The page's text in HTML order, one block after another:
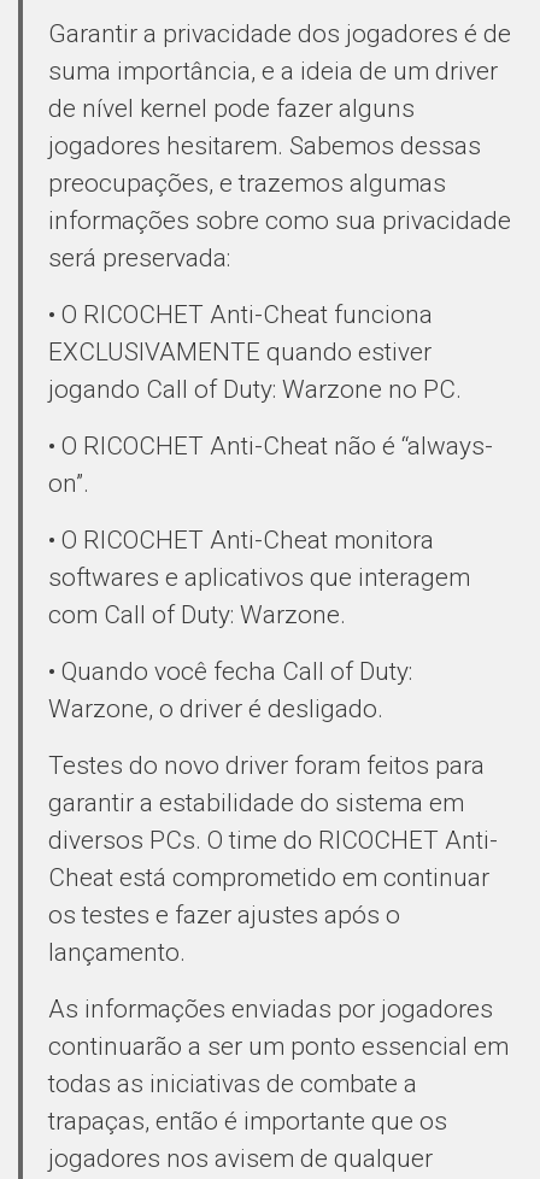
Garantir a privacidade dos jogadores é de
suma importância, e a ideia de um driver
de nível kernel pode fazer alguns
jogadores hesitarem. Sabemos dessas
preocupações, e trazemos algumas
informações sobre como sua privacidade
será preservada:
• O RICOCHET Anti-Cheat funciona
EXCLUSIVAMENTE quando estiver
jogando Call of Duty: Warzone no PC.
• O RICOCHET Anti-Cheat não é “always-
on”.
• O RICOCHET Anti-Cheat monitora
softwares e aplicativos que interagem
com Call of Duty: Warzone.
• Quando você fecha Call of Duty:
Warzone, o driver é desligado.
Testes do novo driver foram feitos para
garantir a estabilidade do sistema em
diversos PCs. O time do RICOCHET Anti-
Cheat está comprometido em continuar
os testes e fazer ajustes após o
lançamento.
As informações enviadas por jogadores
continuarão a ser um ponto essencial em
todas as iniciativas de combate a
trapaças, então é importante que os
jogadores nos avisem de qualquer